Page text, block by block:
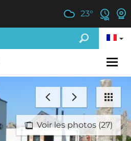
23°
Voir les photos (27)